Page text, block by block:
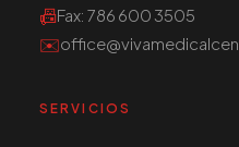
📠Fax: 786 600 3505
✉️
SERVICIOS